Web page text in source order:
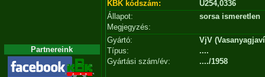
Partnereink
KBK kódszám:
U254,0336
Állapot:
sorsa ismeretlen
Megjegyzés:
Gyártó:
VjV
Típus:
....
Gyártási szám/év:
..../1958